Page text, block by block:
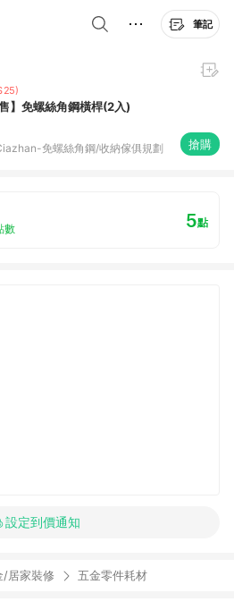
筆記
售】免螺絲角鋼橫桿(2入)
免螺絲角鋼/收納傢俱規劃 搶購
數 5點
設定到價通知
/居家裝修 五金零件耗材